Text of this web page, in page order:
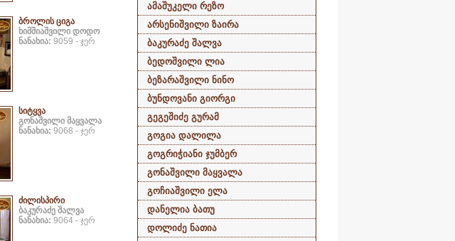
ბროლის ციგა
ხიმშიაშვილი დოდო
ნანახია: 9059 - ჯერ
სიტყვა
გონაშვილი მაყვალა
ნანახია: 9068 - ჯერ
ძილისპირი
ბაკურაძე შალვა
ნანახია: 9064 - ჯერ
ამაშუკელი რეზო
არსენიშვილი ზაირა
ბაკურაძე შალვა
ბედოშვილი ლია
ბეზარაშვილი ნინო
ბუნდოვანი გიორგი
გეგეშიძე გურამ
გოგია დალილა
გოგრიჭიანი ჯუმბერ
გონაშვილი მაყვალა
გოჩიაშვილი ელა
დანელია ბათუ
დოლიძე ნათია